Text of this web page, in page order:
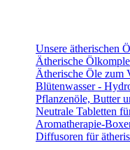
Unsere ätherischen
Ätherische
Ätherische Öle zum
Blütenwasser -
Pflanzenöle, Butter
Neutrale Tabletten
Aromatherapie-
Diffusoren für